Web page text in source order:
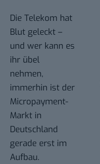
Die Telekom hat
Blut geleckt –
und wer kann es
ihr übel
nehmen,
immerhin ist der
Micropayment-
Markt in
Deutschland
gerade erst im
Aufbau.